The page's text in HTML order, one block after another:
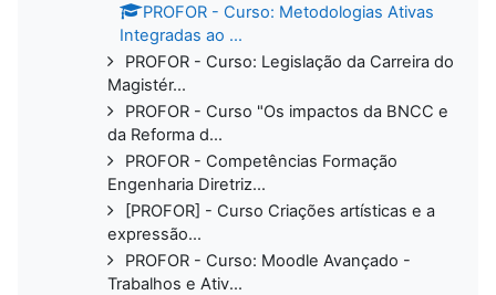
PROFOR - Curso: Metodologias Ativas
Integradas ao ...
PROFOR - Curso: Legislação da Carreira do
Magistér...
PROFOR - Curso "Os impactos da BNCC e
da Reforma d...
PROFOR - Competências Formação
Engenharia Diretriz...
[PROFOR] - Curso Criações artísticas e a
expressão...
PROFOR - Curso: Moodle Avançado -
Trabalhos e Ativ...